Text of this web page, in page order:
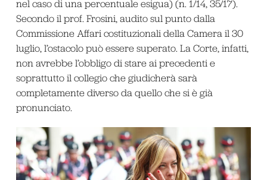
nel caso di una percentuale esigua) (n. 1/14, 35/17).
Secondo il prof. Frosini, audito sul punto dalla
Commissione Affari costituzionali della Camera il 30
luglio, l’ostacolo può essere superato. La Corte, infatti,
non avrebbe l’obbligo di stare ai precedenti e
soprattutto il collegio che giudicherà sarà
completamente diverso da quello che si è già
pronunciato.